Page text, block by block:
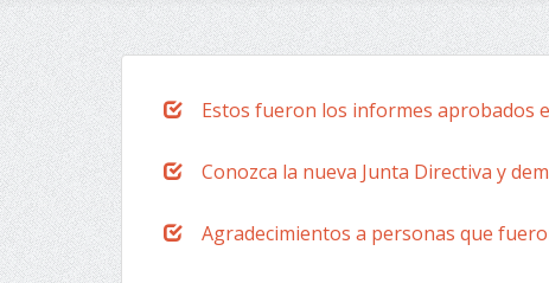
Estos fueron los informes aprobados
Conozca la nueva Junta Directiva y
Agradecimientos a personas que